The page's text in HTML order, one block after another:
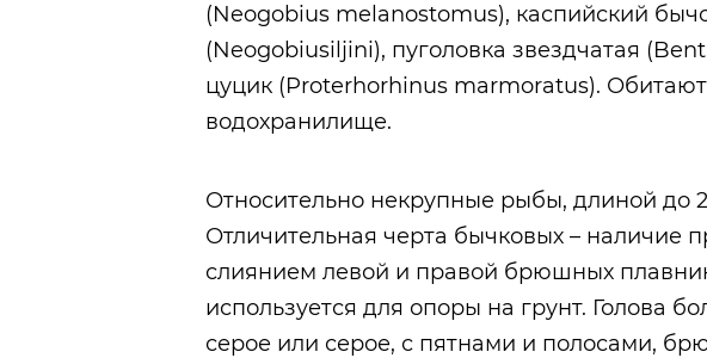
(Neogobius melanostomus), каспийский
(Neogobiusiljini), пуголовка звездчатая
цуцик (Proterhorhinus marmoratus).
водохранилище.
Относительно некрупные рыбы, длиной до
Отличительная черта бычковых – наличие
слиянием левой и правой брюшных
используется для опоры на грунт. Голова
серое или серое, с пятнами и полосами,